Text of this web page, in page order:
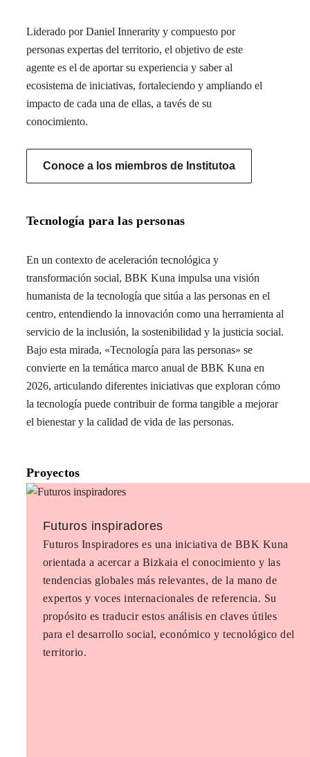
Liderado por Daniel Innerarity y compuesto por
personas expertas del territorio, el objetivo de este
agente es el de aportar su experiencia y saber al
ecosistema de iniciativas, fortaleciendo y ampliando el
impacto de cada una de ellas, a tavés de su
conocimiento.
Conoce a los miembros de Institutoa
Tecnología para las personas
En un contexto de aceleración tecnológica y
transformación social, BBK Kuna impulsa una visión
humanista de la tecnología que sitúa a las personas en el
centro, entendiendo la innovación como una herramienta al
servicio de la inclusión, la sostenibilidad y la justicia social.
Bajo esta mirada, «Tecnología para las personas» se
convierte en la temática marco anual de BBK Kuna en
2026, articulando diferentes iniciativas que exploran cómo
la tecnología puede contribuir de forma tangible a mejorar
el bienestar y la calidad de vida de las personas.
Proyectos
Futuros inspiradores
Futuros Inspiradores es una iniciativa de BBK Kuna
orientada a acercar a Bizkaia el conocimiento y las
tendencias globales más relevantes, de la mano de
expertos y voces internacionales de referencia. Su
propósito es traducir estos análisis en claves útiles
para el desarrollo social, económico y tecnológico del
territorio.